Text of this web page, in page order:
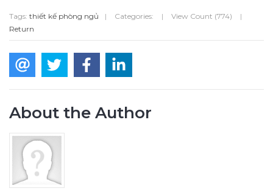
Tags: thiết kế phòng ngủ | Categories: | View Count (774)
|
Return
About the Author